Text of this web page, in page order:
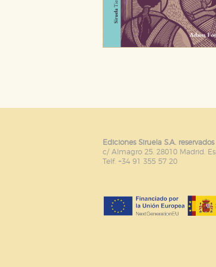
Ediciones Siruela S.A.
c/ Almagro 25. 28010 Madrid.
Telf. +34 91 355 57 20